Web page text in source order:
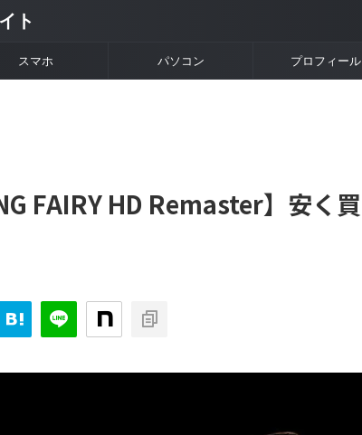
ト
スマホ パソコン プロフィール
FAIRY HD Remaster】安く買